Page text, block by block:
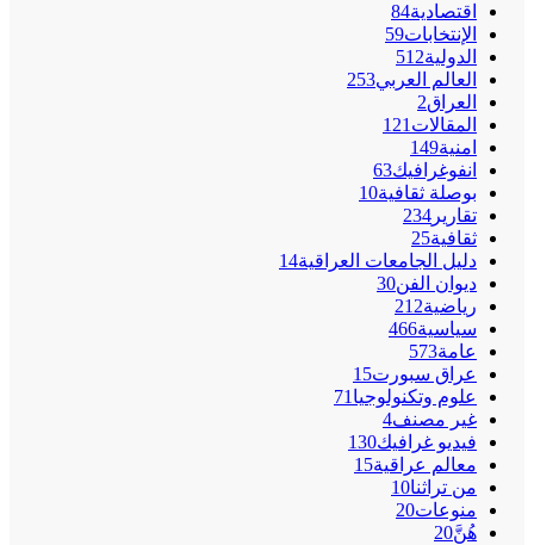
اقتصادية84
الإنتخابات59
الدولية512
العالم العربي253
العراق2
المقالات 121
امنية149
انفوغرافيك63
بوصلة ثقافية10
تقارير 234
ثقافية25
دليل الجامعات العراقية14
ديوان الفن30
رياضية212
سياسية466
عامة573
عراق سبورت15
علوم وتكنولوجيا 71
غير مصنف4
فيديو غرافيك130
معالم عراقية15
من تراثنا10
منوعات20
هُنَّ20